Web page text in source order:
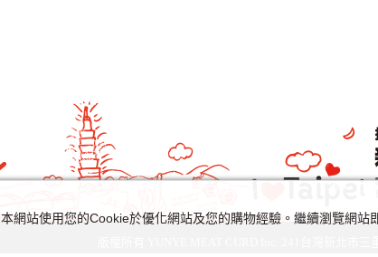
本網站使用您的Cookie於優化網站及您的購物經驗。繼續瀏覽網